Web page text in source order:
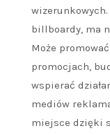
billboardy, ma
Może
promocjach,
wspierać
mediów
miejsce dzięki